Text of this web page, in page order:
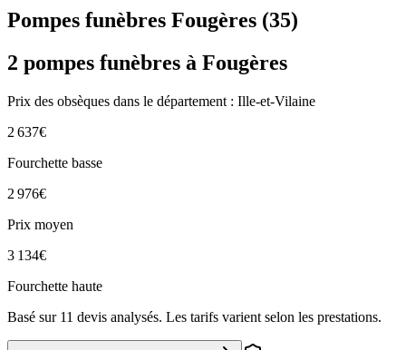
Pompes funèbres Fougères (35)
2 pompes funèbres à Fougères
Prix des obsèques dans le département : Ille-et-Vilaine
2 637€
Fourchette basse
2 976€
Prix moyen
3 134€
Fourchette haute
Basé sur 11 devis analysés. Les tarifs varient selon les prestations.